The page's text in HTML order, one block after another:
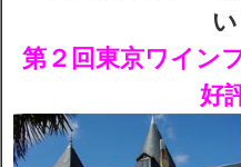
メル
ワ
生まれ年のワイ
い
第２回東京ワイン
好